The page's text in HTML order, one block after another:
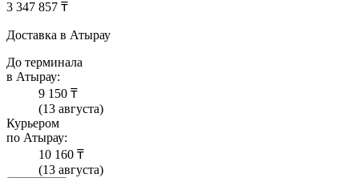
3 347 857 ₸
Доставка в Атырау
До терминала
в Атырау:
9 150 ₸
(13 августа)
Курьером
по Атырау:
10 160 ₸
(13 августа)